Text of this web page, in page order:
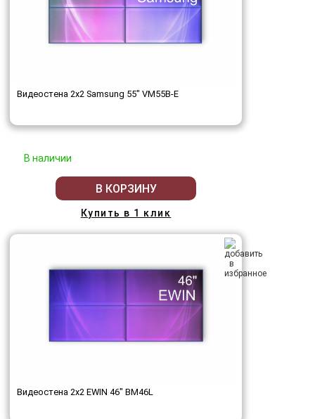
Видеостена 2x2 Samsung 55" VM55B-E
В наличии
В КОРЗИНУ
Купить в 1 клик
Видеостена 2x2 EWIN 46" BM46L